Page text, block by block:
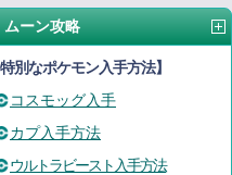
ムーン攻略
特別なポケモン入手方法】
コスモッグ入手
カプ入手方法
ウルトラビースト入手方法